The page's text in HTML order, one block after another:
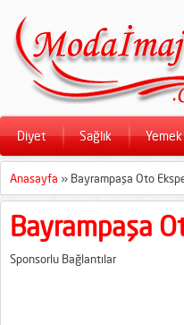
Diyet Sağlık
Anasayfa » Bayrampaşa Oto
Bayrampaşa
Sponsorlu Bağlantılar